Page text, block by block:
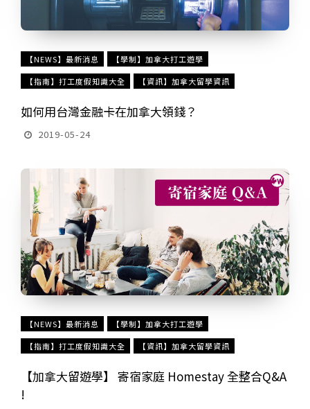
【NEWS】最新消息
【學制】加拿大打工遊學
【指南】打工度假知識大全
【資訊】加拿大留學資訊
如何用台灣金融卡在加拿大領錢？
2019-05-24
【NEWS】最新消息
【學制】加拿大打工遊學
【指南】打工度假知識大全
【資訊】加拿大留學資訊
【加拿大留遊學】 寄宿家庭 Homestay 全整合Q&A
!